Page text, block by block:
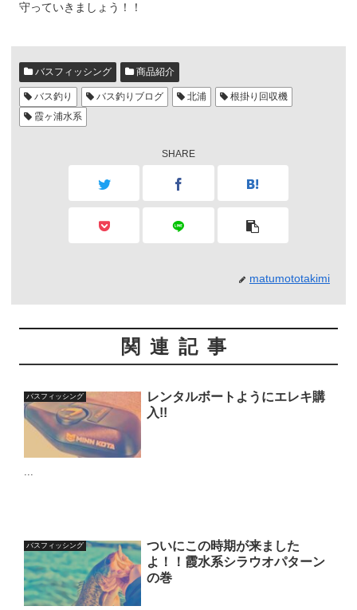
守っていきましょう！！
バスフィッシング 商品紹介
バス釣り バス釣りブログ 北浦
根掛り回収機
霞ヶ浦水系
SHARE
matumototakimi
関連記事
バスフィッシング
レンタルボートようにエレキ購
入!!
バスフィッシング
ついにこの時期が来ました
よ！！霞水系シラウオパターン
の巻